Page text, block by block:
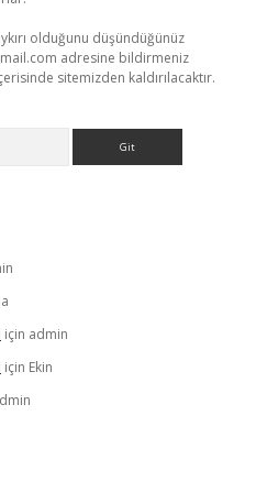
olduğunu düşündüğünüz
adresine bildirmeniz
sitemizden kaldırılacaktır.
için admin
için Ekin